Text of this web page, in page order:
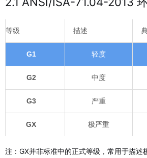
等级 描述
G1 轻度
G2 中度
G3 严重
GX 极严重
注：GX并非标准中的正式等级，常用于描述